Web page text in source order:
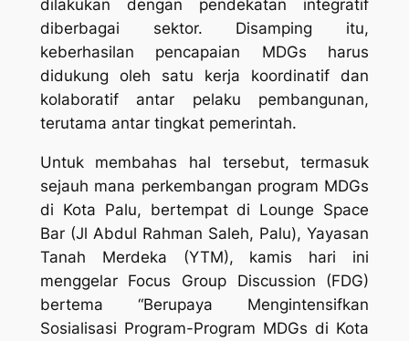
dilakukan dengan pendekatan integratif
diberbagai sektor. Disamping itu,
keberhasilan pencapaian MDGs harus
didukung oleh satu kerja koordinatif dan
kolaboratif antar pelaku pembangunan,
terutama antar tingkat pemerintah.
Untuk membahas hal tersebut, termasuk
sejauh mana perkembangan program MDGs
di Kota Palu, bertempat di Lounge Space
Bar (Jl Abdul Rahman Saleh, Palu), Yayasan
Tanah Merdeka (YTM), kamis hari ini
menggelar Focus Group Discussion (FDG)
bertema “Berupaya Mengintensifkan
Sosialisasi Program-Program MDGs di Kota